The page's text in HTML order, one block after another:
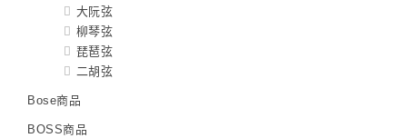
大阮弦
柳琴弦
琵琶弦
二胡弦
Bose商品
BOSS商品